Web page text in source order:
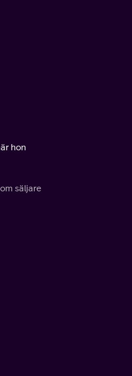
hon
säljare